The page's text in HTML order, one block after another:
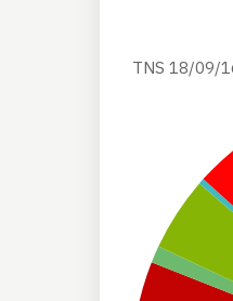
TNS 18/09/